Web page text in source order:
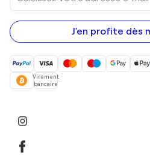
adresse
e-
mail
J'en profite dès
Virement
bancaire